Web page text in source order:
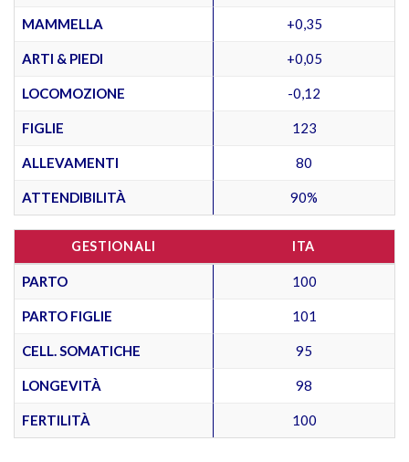
MAMMELLA +0,35
ARTI & PIEDI +0,05
LOCOMOZIONE -0,12
FIGLIE 123
ALLEVAMENTI 80
ATTENDIBILITÀ 90%
GESTIONALI ITA
PARTO 100
PARTO FIGLIE 101
CELL. SOMATICHE 95
LONGEVITÀ 98
FERTILITÀ 100